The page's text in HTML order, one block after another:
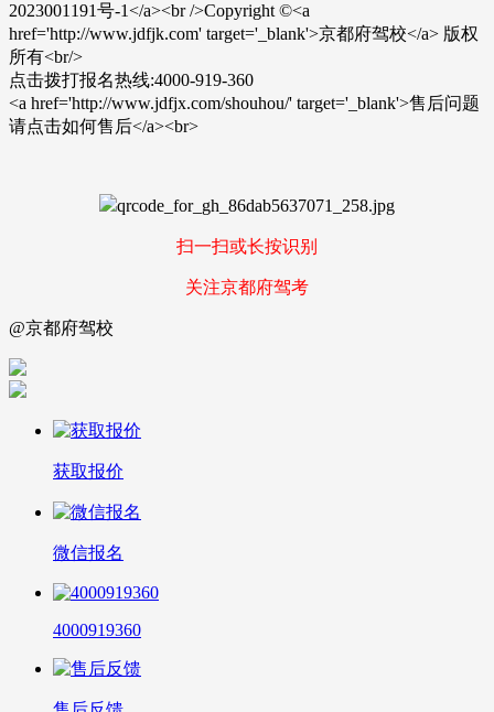
2023001191号-1</a><br />Copyright ©<a
href='http://www.jdfjk.com' target='_blank'>京都府驾校</a> 版权
所有<br/>
点击拨打报名热线:4000-919-360
<a href='http://www.jdfjx.com/shouhou/' target='_blank'>售后问题
请点击如何售后</a><br>
扫一扫或长按识别
关注京都府驾考
@京都府驾校
获取报价
微信报名
4000919360